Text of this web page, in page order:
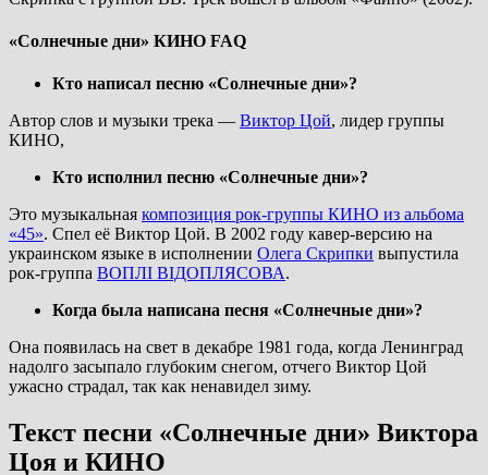
«Солнечные дни» КИНО FAQ
Кто написал песню «Солнечные дни»?
Автор слов и музыки трека — Виктор Цой, лидер группы
КИНО,
Кто исполнил песню «Солнечные дни»?
Это музыкальная композиция рок-группы КИНО из альбома
«45». Спел её Виктор Цой. В 2002 году кавер-версию на
украинском языке в исполнении Олега Скрипки выпустила
рок-группа ВОПЛІ ВІДОПЛЯСОВА.
Когда была написана песня «Солнечные дни»?
Она появилась на свет в декабре 1981 года, когда Ленинград
надолго засыпало глубоким снегом, отчего Виктор Цой
ужасно страдал, так как ненавидел зиму.
Текст песни «Солнечные дни» Виктора
Цоя и КИНО